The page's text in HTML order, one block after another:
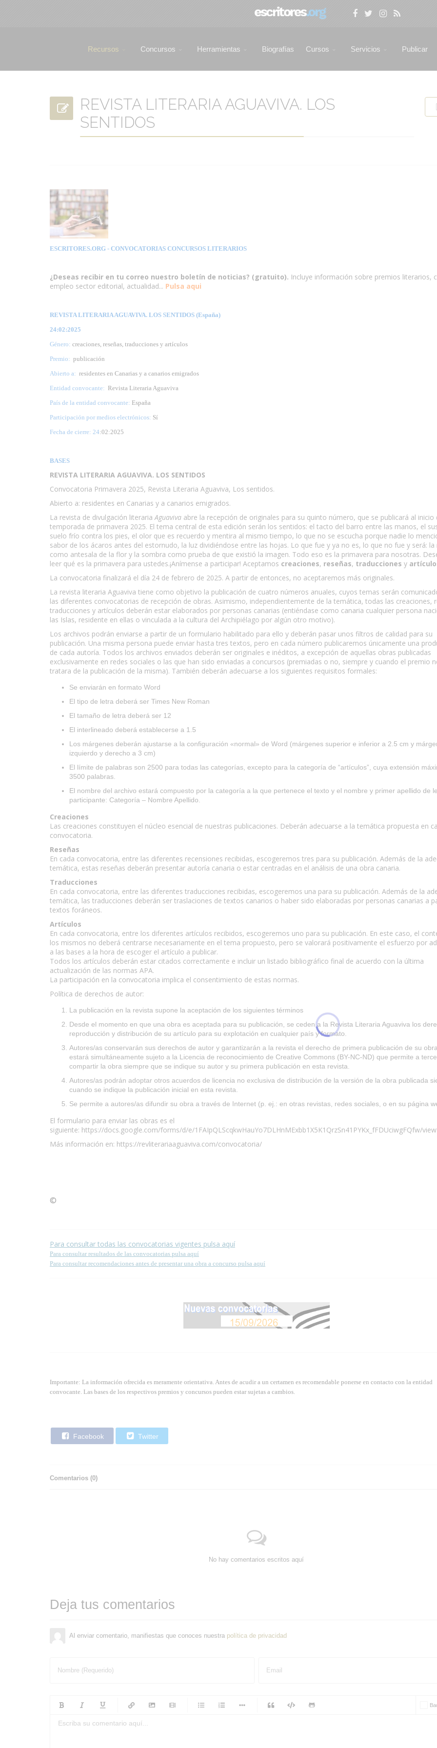
Recursos Concursos Herramientas Biografías Cursos Servicios Publicar
REVISTA LITERARIA AGUAVIVA. LOS
SENTIDOS
ESCRITORES.ORG - CONVOCATORIAS CONCURSOS LITERARIOS
¿Deseas recibir en tu correo nuestro boletín de noticias? (gratuito). Incluye información sobre premios literarios,
empleo sector editorial, actualidad... Pulsa aqui
REVISTA LITERARIA AGUAVIVA. LOS SENTIDOS (España)
24:02:2025
Género: creaciones, reseñas, traducciones y artículos
Premio: publicación
Abierto a: residentes en Canarias y a canarios emigrados
Entidad convocante: Revista Literaria Aguaviva
País de la entidad convocante: España
Participación por medios electrónicos: Sí
Fecha de cierre: 24:02:2025
BASES
REVISTA LITERARIA AGUAVIVA. LOS SENTIDOS
Convocatoria Primavera 2025, Revista Literaria Aguaviva, Los sentidos.
Abierto a: residentes en Canarias y a canarios emigrados.
La revista de divulgación literaria Aguaviva abre la recepción de originales para su quinto número, que se publicará al inicio
temporada de primavera 2025. El tema central de esta edición serán los sentidos: el tacto del barro entre las manos, el
suelo frío contra los pies, el olor que es recuerdo y mentira al mismo tiempo, lo que no se escucha porque nadie lo
sabor de los ácaros antes del estornudo, la luz dividiéndose entre las hojas. Lo que fue y ya no es, lo que no fue y será: la
como antesala de la flor y la sombra como prueba de que existió la imagen. Todo eso es la primavera para nosotras.
leer qué es la primavera para ustedes.¡Anímense a participar! Aceptamos creaciones, reseñas, traducciones y
La convocatoria finalizará el día 24 de febrero de 2025. A partir de entonces, no aceptaremos más originales.
La revista literaria Aguaviva tiene como objetivo la publicación de cuatro números anuales, cuyos temas serán
las diferentes convocatorias de recepción de obras. Asimismo, independientemente de la temática, todas las creaciones,
traducciones y artículos deberán estar elaborados por personas canarias (entiéndase como canaria cualquier persona
las Islas, residente en ellas o vinculada a la cultura del Archipiélago por algún otro motivo).
Los archivos podrán enviarse a partir de un formulario habilitado para ello y deberán pasar unos filtros de calidad para su
publicación. Una misma persona puede enviar hasta tres textos, pero en cada número publicaremos únicamente una
de cada autoría. Todos los archivos enviados deberán ser originales e inéditos, a excepción de aquellas obras publicadas
exclusivamente en redes sociales o las que han sido enviadas a concursos (premiadas o no, siempre y cuando el premio
tratara de la publicación de la misma). También deberán adecuarse a los siguientes requisitos formales:
Se enviarán en formato Word
El tipo de letra deberá ser Times New Roman
El tamaño de letra deberá ser 12
El interlineado deberá establecerse a 1.5
Los márgenes deberán ajustarse a la configuración «normal» de Word (márgenes superior e inferior a 2.5 cm y
izquierdo y derecho a 3 cm)
El límite de palabras son 2500 para todas las categorías, excepto para la categoría de “artículos”, cuya extensión
3500 palabras.
El nombre del archivo estará compuesto por la categoría a la que pertenece el texto y el nombre y primer apellido de le
participante: Categoría – Nombre Apellido.
Creaciones
Las creaciones constituyen el núcleo esencial de nuestras publicaciones. Deberán adecuarse a la temática propuesta en
convocatoria.
Reseñas
En cada convocatoria, entre las diferentes recensiones recibidas, escogeremos tres para su publicación. Además de la
temática, estas reseñas deberán presentar autoría canaria o estar centradas en el análisis de una obra canaria.
Traducciones
En cada convocatoria, entre las diferentes traducciones recibidas, escogeremos una para su publicación. Además de la
temática, las traducciones deberán ser traslaciones de textos canarios o haber sido elaboradas por personas canarias a
textos foráneos.
Artículos
En cada convocatoria, entre los diferentes artículos recibidos, escogeremos uno para su publicación. En este caso, el
los mismos no deberá centrarse necesariamente en el tema propuesto, pero se valorará positivamente el esfuerzo por
a las bases a la hora de escoger el artículo a publicar.
Todos los artículos deberán estar citados correctamente e incluir un listado bibliográfico final de acuerdo con la última
actualización de las normas APA.
La participación en la convocatoria implica el consentimiento de estas normas.
Política de derechos de autor:
La publicación en la revista supone la aceptación de los siguientes términos
Desde el momento en que una obra es aceptada para su publicación, se ceden a la Revista Literaria Aguaviva los
reproducción y distribución de su artículo para su explotación en cualquier país y formato.
Autores/as conservarán sus derechos de autor y garantizarán a la revista el derecho de primera publicación de su
estará simultáneamente sujeto a la Licencia de reconocimiento de Creative Commons (BY-NC-ND) que permite a
compartir la obra siempre que se indique su autor y su primera publicación en esta revista.
Autores/as podrán adoptar otros acuerdos de licencia no exclusiva de distribución de la versión de la obra publicada
cuando se indique la publicación inicial en esta revista.
Se permite a autores/as difundir su obra a través de Internet (p. ej.: en otras revistas, redes sociales, o en su página
El formulario para enviar las obras es el
siguiente: https://docs.google.com/forms/d/e/1FAIpQLScqkwHauYo7DLHnMExbb1X5K1QrzSn41PYKx_fFDUciwgFQfw/
Más información en: https://revliterariaaguaviva.com/convocatoria/
©
Para consultar todas las convocatorias vigentes pulsa aquí
Para consultar resultados de las convocatorias pulsa aquí
Para consultar recomendaciones antes de presentar una obra a concurso pulsa aquí
Importante: La información ofrecida es meramente orientativa. Antes de acudir a un certamen es recomendable ponerse en contacto con la entidad
convocante. Las bases de los respectivos premios y concursos pueden estar sujetas a cambios.
Facebook Twitter
Comentarios (0)
No hay comentarios escritos aquí
Deja tus comentarios
Al enviar comentario, manifiestas que conoces nuestra política de privacidad
Nombre (Requerido) Email
-